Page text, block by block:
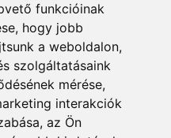
funkcióinak
, hogy jobb
a weboldalon,
szolgáltatásaink
mérése,
interakciók
, az Ön